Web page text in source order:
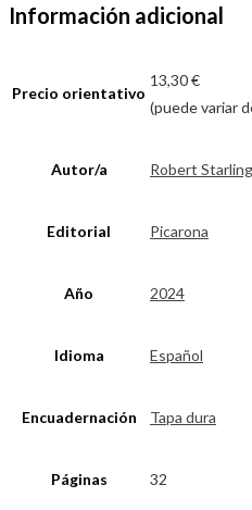
Información adicional
Precio orientativo
13,30 €
(puede variar
Autor/a Robert Starling
Editorial Picarona
Año 2024
Idioma Español
Encuadernación Tapa dura
Páginas 32